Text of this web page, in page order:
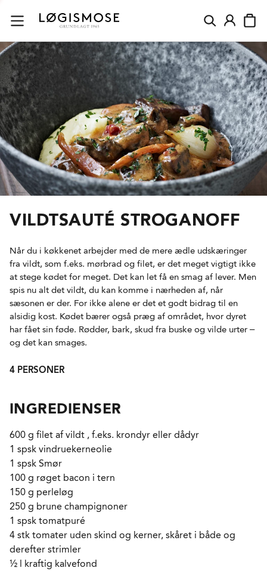
VILDTSAUTÉ STROGANOFF
Når du i køkkenet arbejder med de mere ædle udskæringer
fra vildt, som f.eks. mørbrad og filet, er det meget vigtigt ikke
at stege kødet for meget. Det kan let få en smag af lever. Men
spis nu alt det vildt, du kan komme i nærheden af, når
sæsonen er der. For ikke alene er det et godt bidrag til en
alsidig kost. Kødet bærer også præg af området, hvor dyret
har fået sin føde. Rødder, bark, skud fra buske og vilde urter –
og det kan smages.
4 PERSONER
INGREDIENSER
600 g filet af vildt , f.eks. krondyr eller dådyr
1 spsk vindruekerneolie
1 spsk Smør
100 g røget bacon i tern
150 g perleløg
250 g brune champignoner
1 spsk tomatpuré
4 stk tomater uden skind og kerner, skåret i både og
derefter strimler
½ l kraftig kalvefond